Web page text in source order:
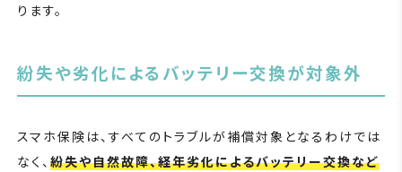
ります。
紛失や劣化によるバッテリー交換が対象外
スマホ保険は、すべてのトラブルが補償対象となるわけでは
なく、 紛失や自然故障、経年劣化によるバッテリー交換など